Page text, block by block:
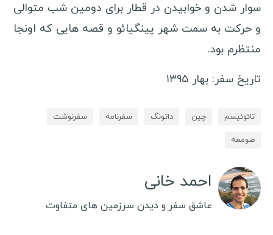
سوار شدن و خوابیدن در قطار برای دومین شب متوالی
و حرکت به سمت شهر پینگیائو و قصه هایی که اونجا
منتظرم بود.
تاریخ سفر: بهار ۱۳۹۵
تائوئیسم چین داتونگ سفرنامه سفرنوشت
صومعه
احمد خانی
عاشق سفر و دیدن سرزمین های متفاوت